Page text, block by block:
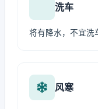
洗车
将有降水，不宜洗
风寒